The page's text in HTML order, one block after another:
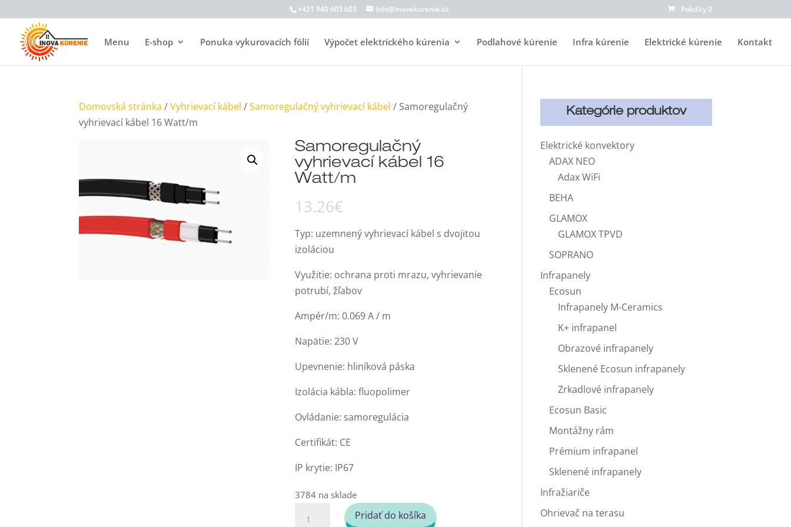
+421 940 603 603 info@inovakurenie.sk Položky 0
Menu E-shop Ponuka vykurovacích fólií Výpočet elektrického kúrenia Podlahové kúrenie Infra kúrenie Elektrické kúrenie Kontakt
Domovská stránka /Vyhrievací kábel /Samoregulačný vyhrievací kábel / Samoregulačný
vyhrievací kábel 16 Watt/m
Samoregulačný
vyhrievací kábel 16
Watt/m
13.26€
Typ: uzemnený vyhrievací kábel s dvojitou
izoláciou
Využitie: ochrana proti mrazu, vyhrievanie
potrubí, žľabov
Ampér/m: 0.069 A / m
Napätie: 230 V
Upevnenie: hliníková páska
Izolácia kábla: fluopolimer
Ovládanie: samoregulácia
Certifikát: CE
IP krytie: IP67
3784 na sklade
Pridať do košíka
Kategórie produktov
Elektrické konvektory
ADAX NEO
Adax WiFi
BEHA
GLAMOX
GLAMOX TPVD
SOPRANO
Infrapanely
Ecosun
Infrapanely M-Ceramics
K+ infrapanel
Obrazové infrapanely
Sklenené Ecosun infrapanely
Zrkadlové infrapanely
Ecosun Basic
Montážny rám
Prémium infrapanel
Sklenené infrapanely
Infražiariče
Ohrievač na terasu